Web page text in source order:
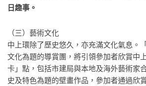
日趣事。
（三）藝術文化
中上環除了歷史悠久，亦充滿文化氣息。
文化為題的導賞團，將引領參加者欣賞中
卡」點，包括市建局與本地及海外藝術家
史及特色為題的壁畫作品，參加者通過欣